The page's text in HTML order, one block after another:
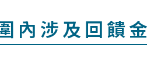
內涉及回饋